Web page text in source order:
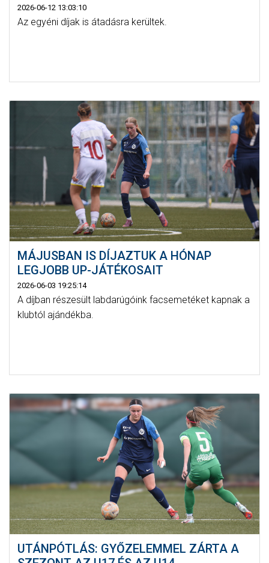
2026-06-12 13:03:10
Az egyéni díjak is átadásra kerültek.
MÁJUSBAN IS DÍJAZTUK A HÓNAP
LEGJOBB UP-JÁTÉKOSAIT
2026-06-03 19:25:14
A díjban részesült labdarúgóink facsemetéket kapnak a
klubtól ajándékba.
UTÁNPÓTLÁS: GYŐZELEMMEL ZÁRTA A